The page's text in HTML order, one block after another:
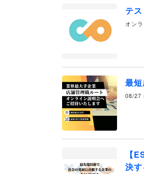
テス
オン
最
08/27
【
決